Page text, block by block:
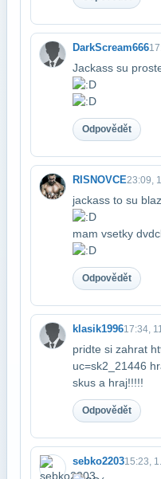
DarkScream666
Jackass su
Odpovědět
RISNOVCE23:09,
jackass to su
mam vsetky
Odpovědět
klasik199617:34,
pridte si zahrat
uc=sk2_21446
skus a hraj!!!!!
Odpovědět
sebko220315:23,